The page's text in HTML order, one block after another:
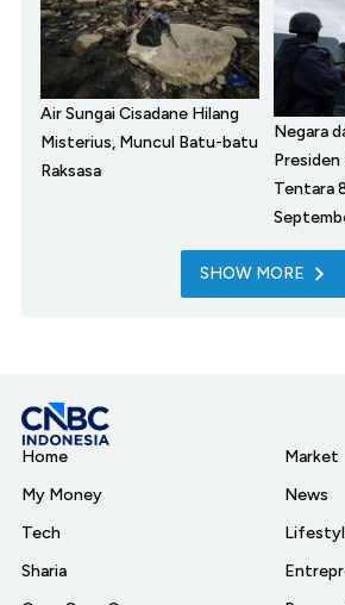
Air Sungai Cisadane Hilang
Misterius, Muncul Batu-batu
Raksasa
Negara
Presiden
Tentara
SHOW MORE
Home
My Money
Tech
Sharia
Market
News